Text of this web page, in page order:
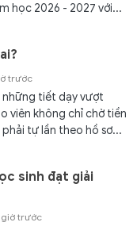
học 2026 - 2027 với...
trước
những tiết dạy vượt
viên không chỉ chờ tiền
tự lần theo hồ sơ...
sinh đạt giải
trước